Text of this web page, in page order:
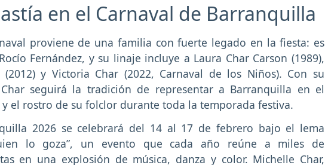
en el Carnaval de Barranquilla
proviene de una familia con fuerte legado en la fiesta: es
Fernández, y su linaje incluye a Laura Char Carson (1989),
(2012) y Victoria Char (2022, Carnaval de los Niños). Con su
seguirá la tradición de representar a Barranquilla en el
y el rostro de su folclor durante toda la temporada festiva.
2026 se celebrará del 14 al 17 de febrero bajo el lema
lo goza”, un evento que cada año reúne a miles de
en una explosión de música, danza y color. Michelle Char,